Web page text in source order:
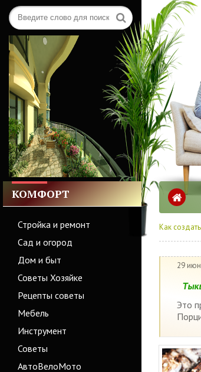
КОМФОРТ
Стройка и ремонт
Сад и огород
Дом и быт
Советы Хозяйке
Рецепты советы
Мебель
Инструмент
Советы
АвтоВелоМото
Как
29
Это